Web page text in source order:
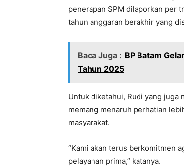
penerapan SPM dilaporkan per
tahun anggaran berakhir yang
Baca Juga : BP Batam
Tahun 2025
Untuk diketahui, Rudi yang juga
memang menaruh perhatian
masyarakat.
“Kami akan terus berkomitmen
pelayanan prima,” katanya.